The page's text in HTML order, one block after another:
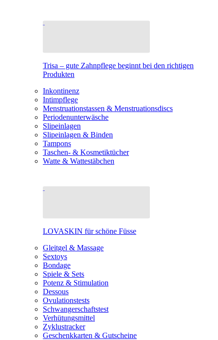
Trisa – gute Zahnpflege beginnt bei den richtigen
Produkten
Inkontinenz
Intimpflege
Menstruationstassen & Menstruationsdiscs
Periodenunterwäsche
Slipeinlagen
Slipeinlagen & Binden
Tampons
Taschen- & Kosmetiktücher
Watte & Wattestäbchen
LOVASKIN für schöne Füsse
Gleitgel & Massage
Sextoys
Bondage
Spiele & Sets
Potenz & Stimulation
Dessous
Ovulationstests
Schwangerschaftstest
Verhütungsmittel
Zyklustracker
Geschenkkarten & Gutscheine